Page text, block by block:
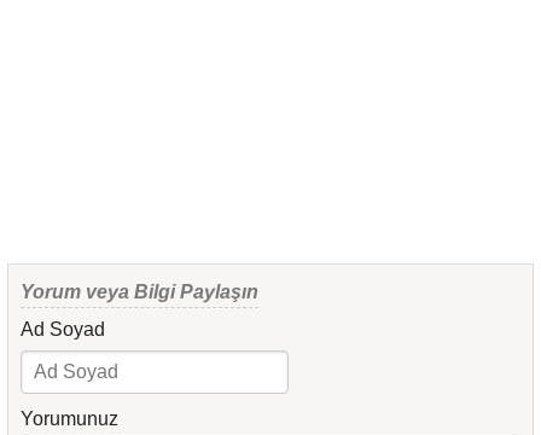
Yorum veya Bilgi Paylaşın
Ad Soyad
Yorumunuz